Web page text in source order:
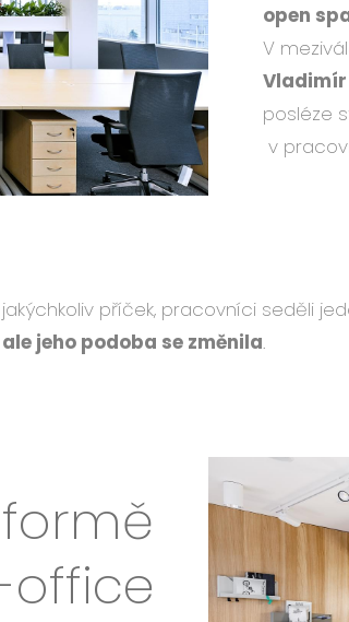
open
V
posléze
v
příček, pracovníci seděli
jeho podoba se změnila.